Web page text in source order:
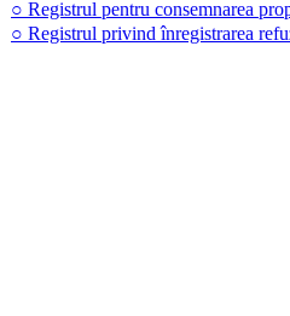
○ Registrul pentru consemnarea
○ Registrul privind înregistrarea